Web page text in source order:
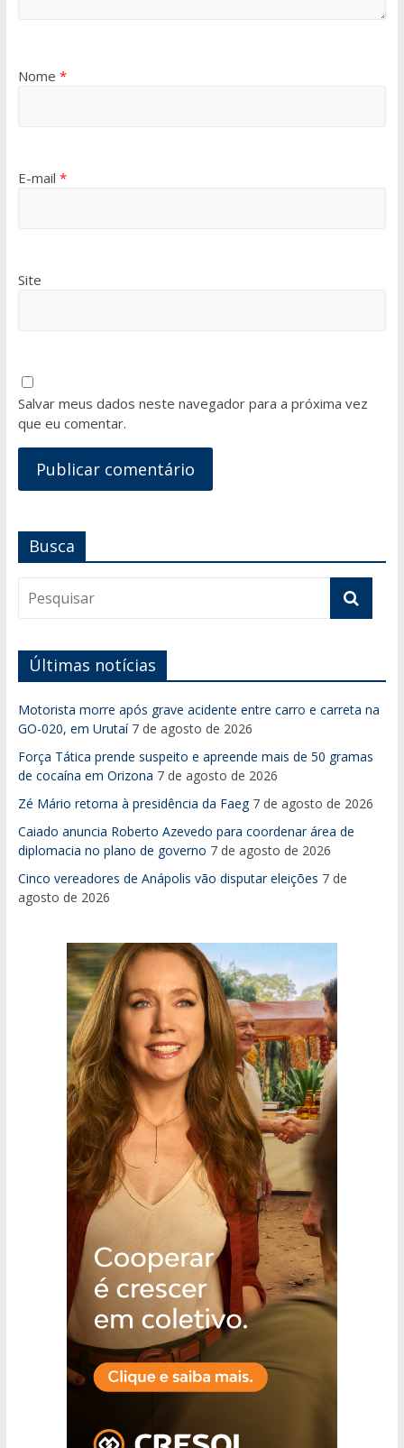
Nome *
E-mail *
Site
Salvar meus dados neste navegador para a próxima vez
que eu comentar.
Busca
Últimas notícias
Motorista morre após grave acidente entre carro e carreta na
GO-020, em Urutaí 7 de agosto de 2026
Força Tática prende suspeito e apreende mais de 50 gramas
de cocaína em Orizona 7 de agosto de 2026
Zé Mário retorna à presidência da Faeg 7 de agosto de 2026
Caiado anuncia Roberto Azevedo para coordenar área de
diplomacia no plano de governo 7 de agosto de 2026
Cinco vereadores de Anápolis vão disputar eleições 7 de
agosto de 2026